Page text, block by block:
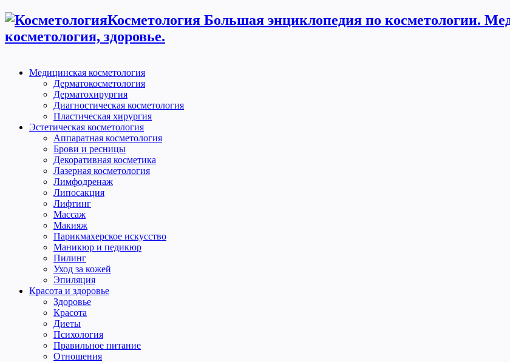
Косметология Большая энциклопедия по косметологии.
косметология, здоровье.
Медицинская косметология
Дерматокосметология
Дерматохирургия
Диагностическая косметология
Пластическая хирургия
Эстетическая косметология
Аппаратная косметология
Брови и ресницы
Декоративная косметика
Лазерная косметология
Лимфодренаж
Липосакция
Лифтинг
Массаж
Макияж
Парикмахерское искусство
Маникюр и педикюр
Пилинг
Уход за кожей
Эпиляция
Красота и здоровье
Здоровье
Красота
Диеты
Психология
Правильное питание
Отношения